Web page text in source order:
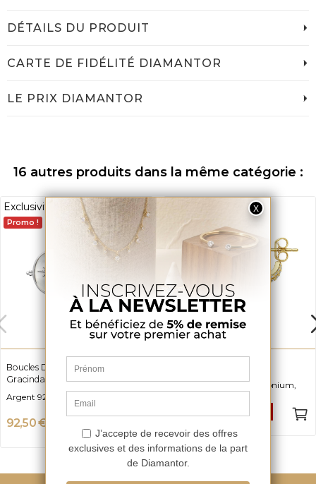
DÉTAILS DU PRODUIT
CARTE DE FIDÉLITÉ DIAMANTOR
LE PRIX DIAMANTOR
16 autres produits dans la même catégorie :
Exclusivité web
Promo !
Boucles D'oreilles Soleil Nacre
Gracinda
Argent 925 et Oxyde de zirconium
92,50 €
Vermeil et Oxyde de zirconium,